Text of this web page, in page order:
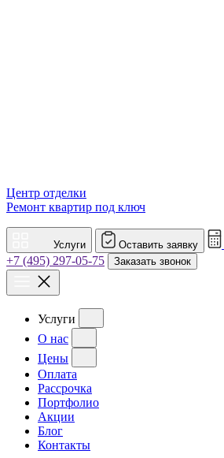
Центр отделки
Ремонт квартир под ключ
Услуги Оставить заявку
+7 (495) 297-05-75
Заказать звонок
Услуги
О нас
Цены
Оплата
Рассрочка
Портфолио
Акции
Блог
Контакты